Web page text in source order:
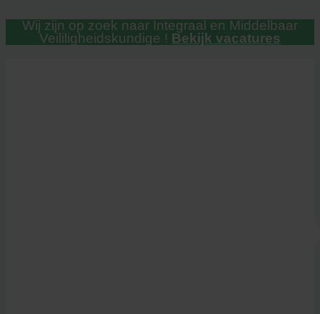
naarWij zijn op zoek naar Integraal en Middelbaar
Veililigheidskundige ! Bekijk vacatures